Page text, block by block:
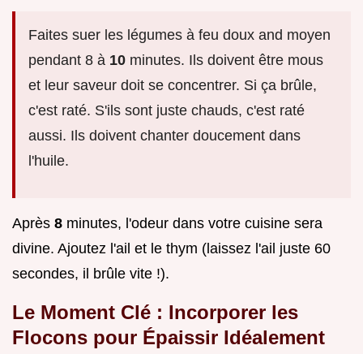
Faites suer les légumes à feu doux and moyen
pendant 8 à 10 minutes. Ils doivent être mous
et leur saveur doit se concentrer. Si ça brûle,
c'est raté. S'ils sont juste chauds, c'est raté
aussi. Ils doivent chanter doucement dans
l'huile.
Après 8 minutes, l'odeur dans votre cuisine sera
divine. Ajoutez l'ail et le thym (laissez l'ail juste 60
secondes, il brûle vite !).
Le Moment Clé : Incorporer les
Flocons pour Épaissir Idéalement